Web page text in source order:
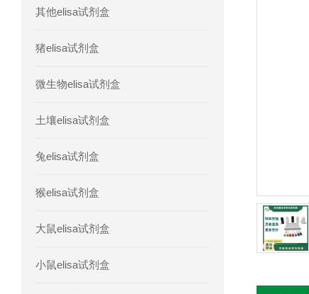
其他elisa试剂盒
猪elisa试剂盒
微生物elisa试剂盒
土壤elisa试剂盒
兔elisa试剂盒
猴elisa试剂盒
大鼠elisa试剂盒
小鼠elisa试剂盒